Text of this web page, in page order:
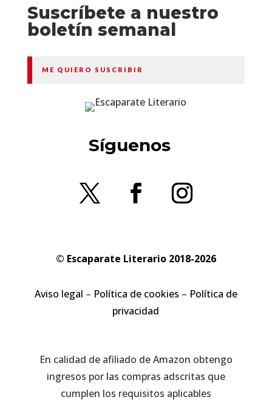
Suscríbete a nuestro
boletín semanal
ME QUIERO SUSCRIBIR
Síguenos
© Escaparate Literario 2018-2026
Aviso legal – Política de cookies – Política de
privacidad
En calidad de afiliado de Amazon obtengo
ingresos por las compras adscritas que
cumplen los requisitos aplicables